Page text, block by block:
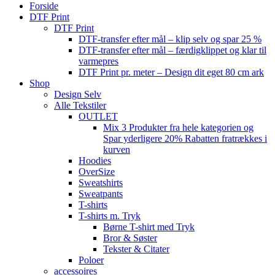
Forside
DTF Print
DTF Print
DTF-transfer efter mål – klip selv og spar 25 %
DTF-transfer efter mål – færdigklippet og klar til
varmepres
DTF Print pr. meter – Design dit eget 80 cm ark
Shop
Design Selv
Alle Tekstiler
OUTLET
Mix 3 Produkter fra hele kategorien og
Spar yderligere 20% Rabatten fratrækkes i
kurven
Hoodies
OverSize
Sweatshirts
Sweatpants
T-shirts
T-shirts m. Tryk
Børne T-shirt med Tryk
Bror & Søster
Tekster & Citater
Poloer
accessoires